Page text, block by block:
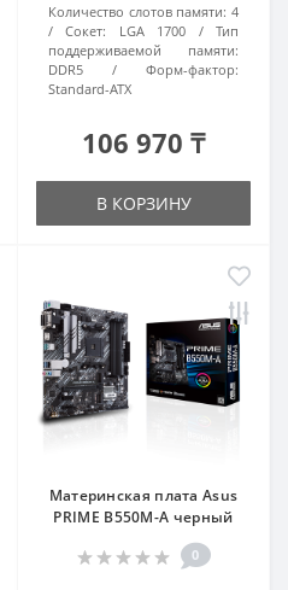
Количество слотов памяти: 4
Сокет:
LGA 1700
Тип
поддерживаемой памяти:
DDR5
Форм-фактор:
Standard-ATX
106 970 ₸
В КОРЗИНУ
Материнская плата Asus
PRIME B550M-A черный
0